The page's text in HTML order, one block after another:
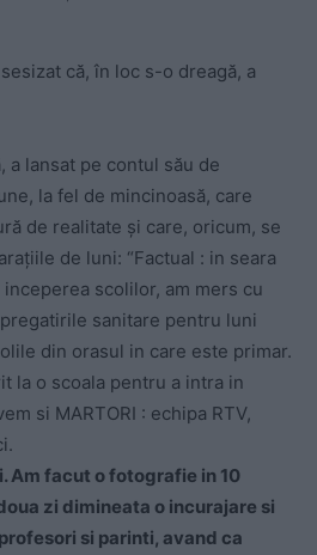
că, în loc s-o dreagă, a
a lansat pe contul său de
la fel de mincinoasă, care
de realitate și care, oricum, se
de luni: “Factual : in seara
inceperea scolilor, am mers cu
sanitare pentru luni
din orasul in care este primar.
la o scoala pentru a intra in
si MARTORI : echipa RTV,
Am facut o fotografie in 10
zi dimineata o incurajare si
si parinti, avand ca